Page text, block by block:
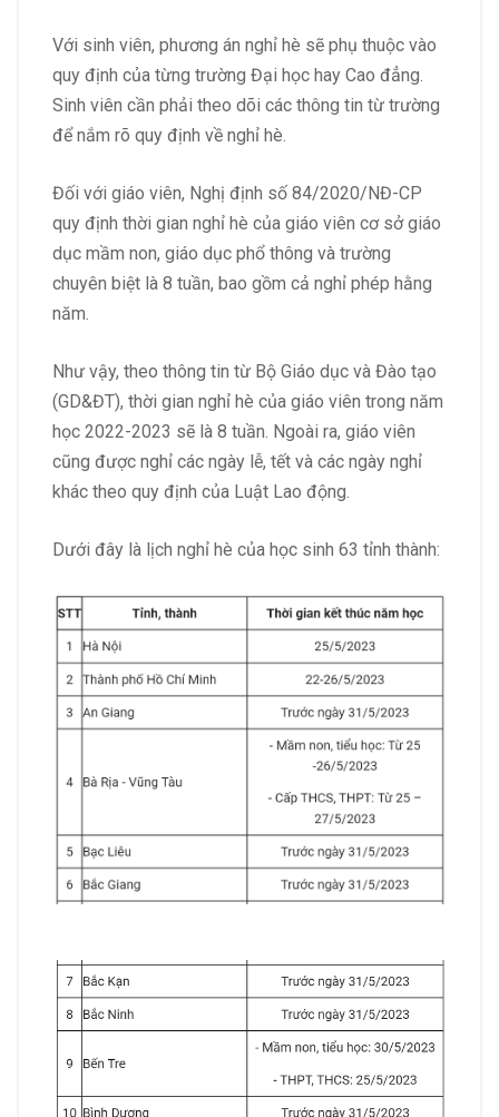
Với sinh viên, phương án nghỉ hè sẽ phụ thuộc vào
quy định của từng trường Đại học hay Cao đẳng.
Sinh viên cần phải theo dõi các thông tin từ trường
để nắm rõ quy định về nghỉ hè.
Đối với giáo viên, Nghị định số 84/2020/NĐ-CP
quy định thời gian nghỉ hè của giáo viên cơ sở giáo
dục mầm non, giáo dục phổ thông và trường
chuyên biệt là 8 tuần, bao gồm cả nghỉ phép hằng
năm.
Như vậy, theo thông tin từ Bộ Giáo dục và Đào tạo
(GD&ĐT), thời gian nghỉ hè của giáo viên trong năm
học 2022-2023 sẽ là 8 tuần. Ngoài ra, giáo viên
cũng được nghỉ các ngày lễ, tết và các ngày nghỉ
khác theo quy định của Luật Lao động.
Dưới đây là lịch nghỉ hè của học sinh 63 tỉnh thành: